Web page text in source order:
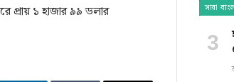
প্রায় ১ হাজার ৯৯ ডলার
সারা